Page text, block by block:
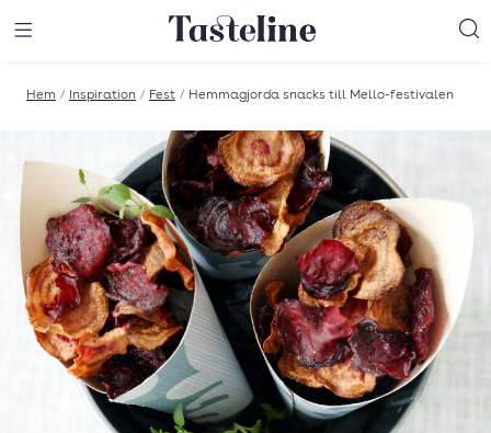
Till Tastelines startsida
Hem / Inspiration / Fest / Hemmagjorda snacks till Mello-festivalen